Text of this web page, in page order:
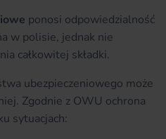
ponosi odpowiedzialność
w polisie, jednak nie
całkowitej składki.
ubezpieczeniowego może
Zgodnie z OWU ochrona
sytuacjach: